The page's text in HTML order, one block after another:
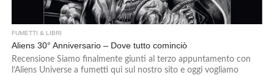
FUMETTI & LIBRI
Aliens 30° Anniversario – Dove tutto cominciò
Recensione Siamo finalmente giunti al terzo appuntamento con
l’Aliens Universe a fumetti qui sul nostro sito e oggi vogliamo